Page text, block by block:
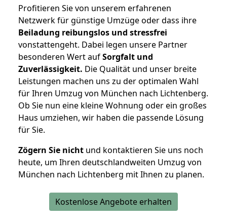
Profitieren Sie von unserem erfahrenen
Netzwerk für günstige Umzüge oder dass ihre
Beiladung reibungslos und stressfrei
vonstattengeht. Dabei legen unsere Partner
besonderen Wert aufSorgfalt und
Zuverlässigkeit. Die Qualität und unser breite
Leistungen machen uns zu der optimalen Wahl
für Ihren Umzug von München nach Lichtenberg.
Ob Sie nun eine kleine Wohnung oder ein großes
Haus umziehen, wir haben die passende Lösung
für Sie.
Zögern Sie nicht und kontaktieren Sie uns noch
heute, um Ihren deutschlandweiten Umzug von
München nach Lichtenberg mit Ihnen zu planen.
Kostenlose Angebote erhalten